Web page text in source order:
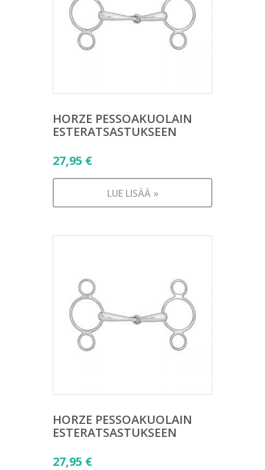
HORZE PESSOAKUOLAIN
ESTERATSASTUKSEEN
27,95 €
LUE LISÄÄ »
HORZE PESSOAKUOLAIN
ESTERATSASTUKSEEN
27,95 €